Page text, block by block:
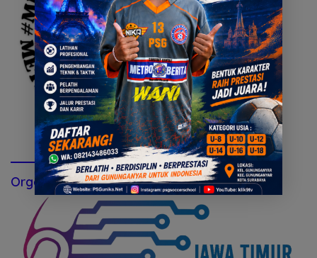
Organisasi Perusahaan Pers